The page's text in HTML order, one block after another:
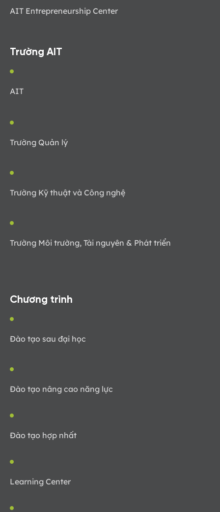
AIT Entrepreneurship Center
Trường AIT
AIT
Trường Quản lý
Trường Kỹ thuật và Công nghệ
Trường Môi trường, Tài nguyên & Phát triển
Chương trình
Đào tạo sau đại học
Đào tạo nâng cao năng lực
Đào tạo hợp nhất
Learning Center